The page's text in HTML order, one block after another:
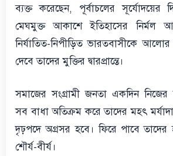
ব্যক্ত করেছেন, পূর্বাচলের সূর্যোদয়ের
মেঘমুক্ত আকাশে ইতিহাসের নির্মল
নির্যাতিত-নিপীড়িত ভারতবাসীকে
দেবে তাদের মুক্তির দ্বারপ্রান্তে।
সমাজের সংগ্রামী জনতা একদিন নিজের
সব বাধা অতিক্রম করে তাদের মহৎ
দৃঢ়পদে অগ্রসর হবে। ফিরে পাবে
শৌর্য-বীর্য।